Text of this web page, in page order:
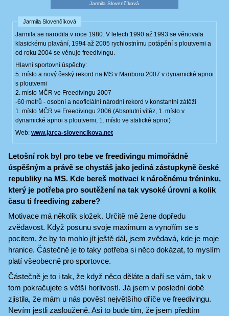
Jarmila Slovenčíková
Jarmila Slovenčíková
Jarmila se narodila v roce 1980. V letech 1990 až 1993 se věnovala
klasickému plavání, 1994 až 2005 rychlostnímu potápění s ploutvemi a
od roku 2004 se věnuje freedivingu.
Hlavní sportovní úspěchy:
5. místo a nový český rekord na MS v Mariboru 2007 v dynamické apnoi
s ploutvemi
2. místo MČR ve Freedivingu 2007
-60 metrů - osobní a neoficiální národní rekord v konstantní zátěži
1. místo MČR ve Freedivingu 2006 (Absolutní vítěz, 1. místo v
dynamické apnoi s ploutvemi, 1. místo ve statické apnoi)
Web: www.jarca-slovencikova.net
Letošní rok byl pro tebe ve freedivingu mimořádně
úspěšným a právě se chystáš jako jediná zástupkyně české
republiky na MS. Kde bereš motivaci k náročnému tréninku,
který je potřeba pro soutěžení na tak vysoké úrovni a kolik
času ti freediving zabere?
Motivace má několik složek. Určitě mě žene dopředu
zvědavost. Když posunu svoje maximum a vynořím se s
pocitem, že by to mohlo jít ještě dál, jsem zvědavá, kde je moje
hranice. Částečně je to taky potřeba si něco dokázat, to myslím
platí všeobecně pro sportovce.
Částečně je to i tak, že když něco děláte a daří se vám, tak v
tom pokračujete s větší horlivostí. Já jsem v poslední době
zjistila, že mám u nás pověst největšího dříče ve freedivingu.
Nevím jestli zaslouženě. Asi to bude tím, že jsem předtím